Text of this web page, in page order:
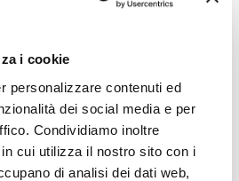
i cookie
personalizzare contenuti ed
dei social media e per
Condividiamo inoltre
cui utilizza il nostro sito con i
di analisi dei dati web,